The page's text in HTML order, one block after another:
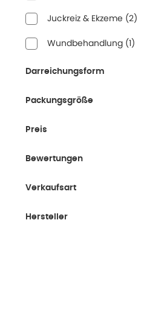
Juckreiz & Ekzeme (2)
Wundbehandlung (1)
Darreichungsform
Packungsgröße
Preis
Bewertungen
Verkaufsart
Hersteller